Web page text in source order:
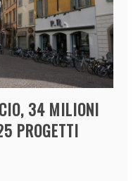
34 MILIONI
PROGETTI